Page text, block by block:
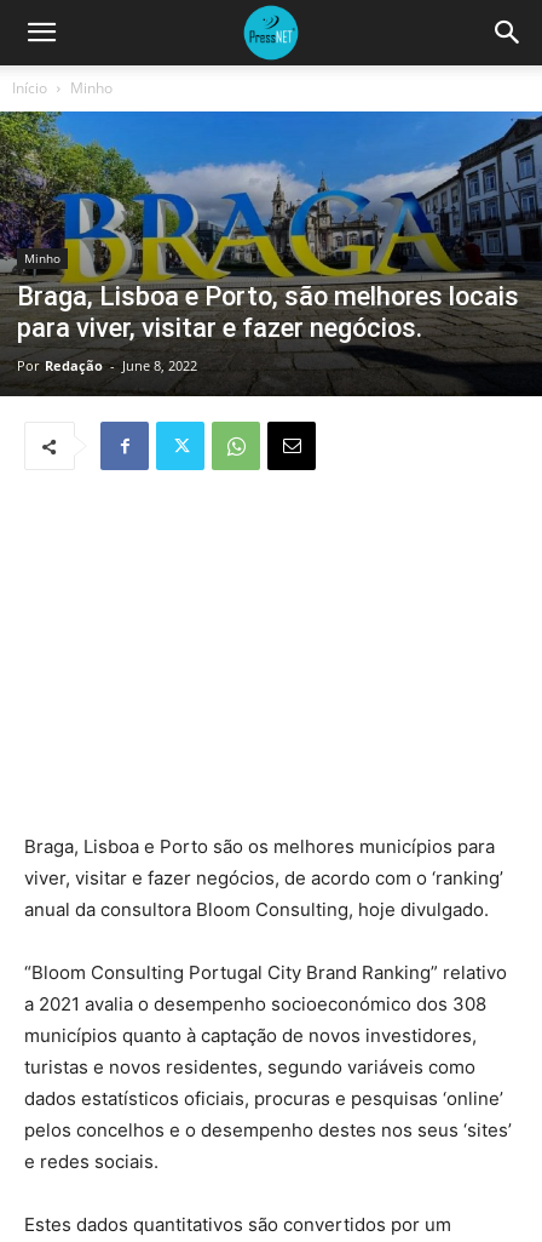
Início Minho
Minho
Braga, Lisboa e Porto, são melhores locais
para viver, visitar e fazer negócios.
Por Redação - June 8, 2022
Braga, Lisboa e Porto são os melhores municípios para
viver, visitar e fazer negócios, de acordo com o ‘ranking’
anual da consultora Bloom Consulting, hoje divulgado.
“Bloom Consulting Portugal City Brand Ranking” relativo
a 2021 avalia o desempenho socioeconómico dos 308
municípios quanto à captação de novos investidores,
turistas e novos residentes, segundo variáveis como
dados estatísticos oficiais, procuras e pesquisas ‘online’
pelos concelhos e o desempenho destes nos seus ‘sites’
e redes sociais.
Estes dados quantitativos são convertidos por um